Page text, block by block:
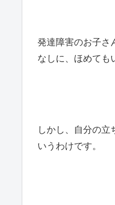
発達障害のお子さ
なしに、ほめても
しかし、自分の
いうわけです。